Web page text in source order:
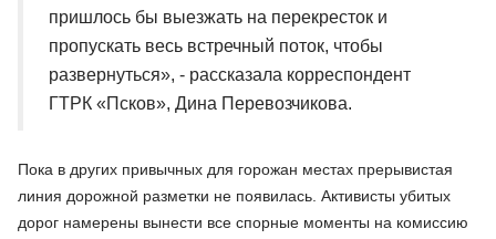
пришлось бы выезжать на перекресток и
пропускать весь встречный поток, чтобы
развернуться», - рассказала корреспондент
ГТРК «Псков», Дина Перевозчикова.
Пока в других привычных для горожан местах прерывистая
линия дорожной разметки не появилась. Активисты убитых
дорог намерены вынести все спорные моменты на комиссию